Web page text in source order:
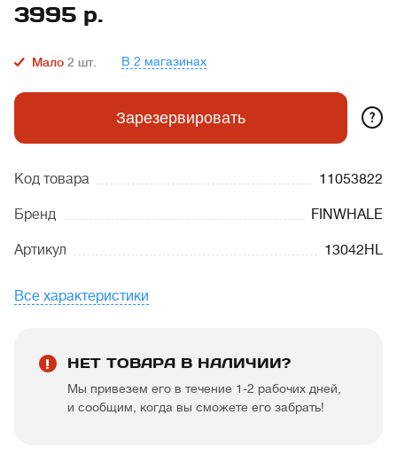
3995 р.
Мало 2 шт. В 2 магазинах
Зарезервировать ?
Код товара 11053822
Бренд FINWHALE
Артикул 13042HL
Все характеристики
НЕТ ТОВАРА В НАЛИЧИИ?
Мы привезем его в течение 1-2 рабочих дней,
и сообщим, когда вы сможете его забрать!